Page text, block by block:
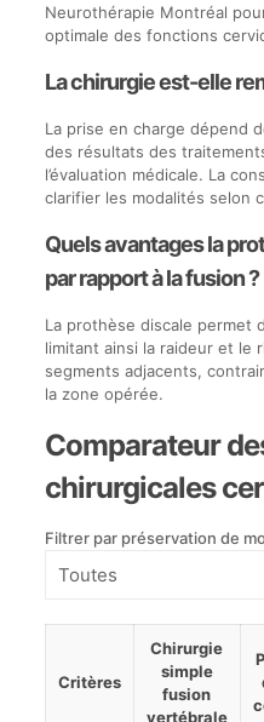
Neurothérapie Montréal
optimale des fonctions
La chirurgie est-elle
La prise en charge dépend
des résultats des
l’évaluation médicale. La
clarifier les modalités selon
Quels avantages la
par rapport à la fusion ?
La prothèse discale permet
limitant ainsi la raideur et le
segments adjacents,
la zone opérée.
Comparateur
chirurgicales
Filtrer par préservation de
Critères
Chirurgie
simple
fusion
vertébrale